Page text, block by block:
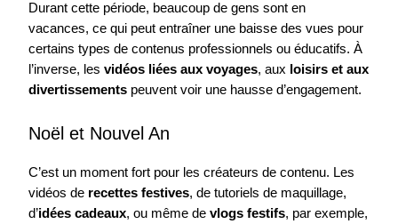
Durant cette période, beaucoup de gens sont en
vacances, ce qui peut entraîner une baisse des vues pour
certains types de contenus professionnels ou éducatifs. À
l’inverse, lesvidéos liées aux voyages, aux loisirs et aux
divertissements peuvent voir une hausse d’engagement.
Noël et Nouvel An
C’est un moment fort pour les créateurs de contenu. Les
vidéos de recettes festives, de tutoriels de maquillage,
d’idées cadeaux, ou même devlogs festifs, par exemple,